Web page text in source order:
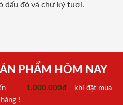
dấu đỏ và chữ ký tươi.
PHẨM HÔM NAY
1.000.000đ
khi đặt mua
hàng !